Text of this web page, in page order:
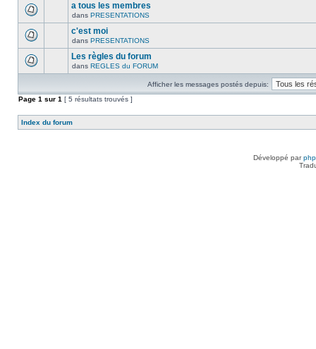
a tous les membres
dans PRESENTATIONS
c'est moi
dans PRESENTATIONS
Les règles du forum
dans REGLES du FORUM
Afficher les messages postés depuis:
Page 1 sur 1 [ 5 résultats trouvés ]
Index du forum
Développé par